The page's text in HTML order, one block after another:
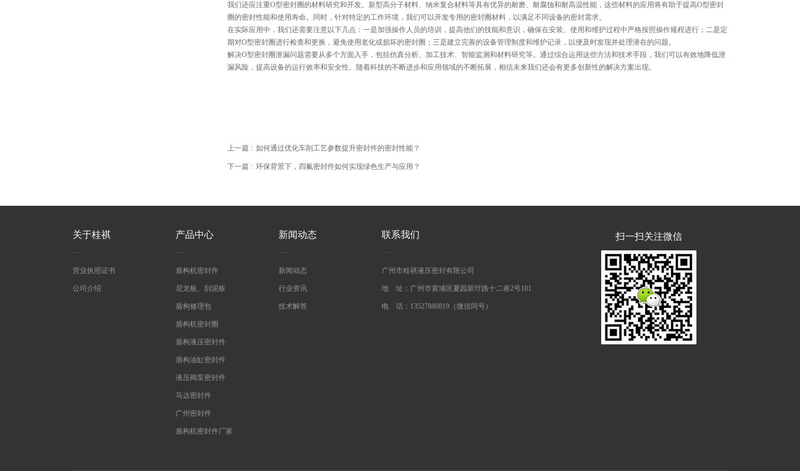
我们还应注重O型密封圈的材料研究和开发。新型高分子材料、纳米复合材料等具有优异的耐磨、耐腐蚀和耐高温性能，这些材料的应用将有助于提高O型密封
圈的密封性能和使用寿命。同时，针对特定的工作环境，我们可以开发专用的密封圈材料，以满足不同设备的密封需求。
在实际应用中，我们还需要注意以下几点：一是加强操作人员的培训，提高他们的技能和意识，确保在安装、使用和维护过程中严格按照操作规程进行；二是定
期对O型密封圈进行检查和更换，避免使用老化或损坏的密封圈；三是建立完善的设备管理制度和维护记录，以便及时发现并处理潜在的问题。
解决O型密封圈泄漏问题需要从多个方面入手，包括仿真分析、加工技术、智能监测和材料研究等。通过综合运用这些方法和技术手段，我们可以有效地降低泄
漏风险，提高设备的运行效率和安全性。随着科技的不断进步和应用领域的不断拓展，相信未来我们还会有更多创新性的解决方案出现。
上一篇 : 如何通过优化车削工艺参数提升密封件的密封性能？
下一篇 : 环保背景下，四氟密封件如何实现绿色生产与应用？
关于桂祺
营业执照证书
公司介绍
产品中心
盾构机密封件
尼龙板、刮泥板
盾构修理包
盾构机密封圈
盾构液压密封件
盾构油缸密封件
液压阀泵密封件
马达密封件
广州密封件
盾构机密封件厂家
新闻动态
新闻动态
行业资讯
技术解答
联系我们
广州市桂祺液压密封有限公司
地 址：广州市黄埔区夏园新圩路十二巷2号101
电 话：13527880819（微信同号）
扫一扫关注微信